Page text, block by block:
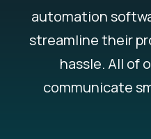
automation
streamline their
hassle. All of
communicate